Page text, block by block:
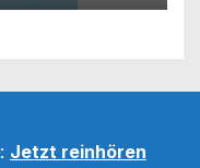
: Jetzt reinhören